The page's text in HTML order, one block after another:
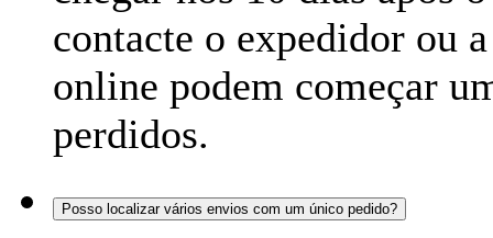
contacte o expedidor ou
online podem começar
perdidos.
Posso localizar vários envios com um único pedido?